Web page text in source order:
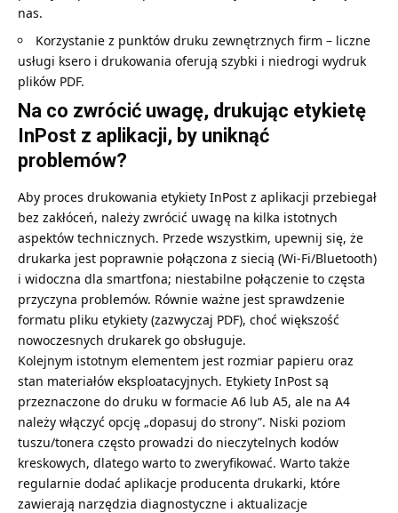
nas.
Korzystanie z punktów druku zewnętrznych firm – liczne
usługi ksero i drukowania oferują szybki i niedrogi wydruk
plików PDF.
Na co zwrócić uwagę, drukując etykietę
InPost z aplikacji, by uniknąć
problemów?
Aby proces drukowania etykiety InPost z aplikacji przebiegał
bez zakłóceń, należy zwrócić uwagę na kilka istotnych
aspektów technicznych. Przede wszystkim, upewnij się, że
drukarka jest poprawnie połączona z siecią (Wi-Fi/Bluetooth)
i widoczna dla smartfona; niestabilne połączenie to częsta
przyczyna problemów. Równie ważne jest sprawdzenie
formatu pliku etykiety (zazwyczaj PDF), choć większość
nowoczesnych drukarek go obsługuje.
Kolejnym istotnym elementem jest rozmiar papieru oraz
stan materiałów eksploatacyjnych. Etykiety InPost są
przeznaczone do druku w formacie A6 lub A5, ale na A4
należy włączyć opcję „dopasuj do strony”. Niski poziom
tuszu/tonera często prowadzi do nieczytelnych kodów
kreskowych, dlatego warto to zweryfikować. Warto także
regularnie dodać aplikacje producenta drukarki, które
zawierają narzędzia diagnostyczne i aktualizacje